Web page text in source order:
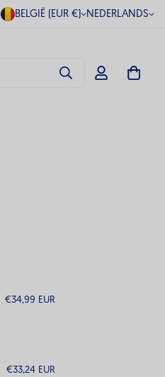
BELGIË (EUR €) NEDERLANDS
€34,99 EUR
€33,24 EUR